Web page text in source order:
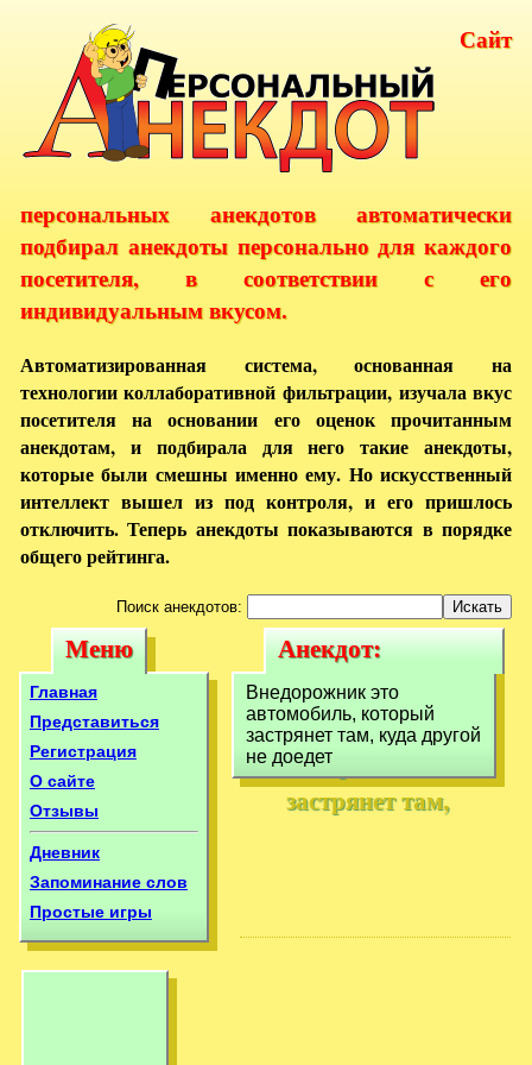
Сайт
персональных анекдотов автоматически
подбирал анекдоты персонально для каждого
посетителя, в соответствии с его
индивидуальным вкусом.
Автоматизированная система, основанная на
технологии коллаборативной фильтрации, изучала вкус
посетителя на основании его оценок прочитанным
анекдотам, и подбирала для него такие анекдоты,
которые были смешны именно ему. Но искусственный
интеллект вышел из под контроля, и его пришлось
отключить. Теперь анекдоты показываются в порядке
общего рейтинга.
Поиск анекдотов:
Меню
Меню
Главная
Представиться
Регистрация
О сайте
Отзывы
Дневник
Запоминание слов
Простые игры
Анекдот:
Внедорожник это
автомобиль,
который
застрянет там,
Анекдот:
Внедорожник это
автомобиль,
который
застрянет там,
Внедорожник это
автомобиль, который
застрянет там, куда другой
не доедет